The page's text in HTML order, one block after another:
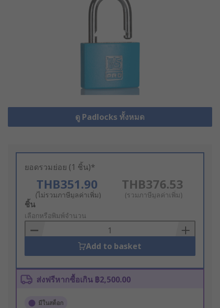
ดู Padlocks ทั้งหมด
ยอดรวมย่อย (1 ชิ้น)*
THB351.90
(ไม่รวมภาษีมูลค่าเพิ่ม)
THB376.53
(รวมภาษีมูลค่าเพิ่ม)
Add
to
Basket
ชิ้น
เลือกหรือพิมพ์จำนวน
Add to basket
ส่งฟรีหากซื้อเกิน ฿2,500.00
มีในสต็อก